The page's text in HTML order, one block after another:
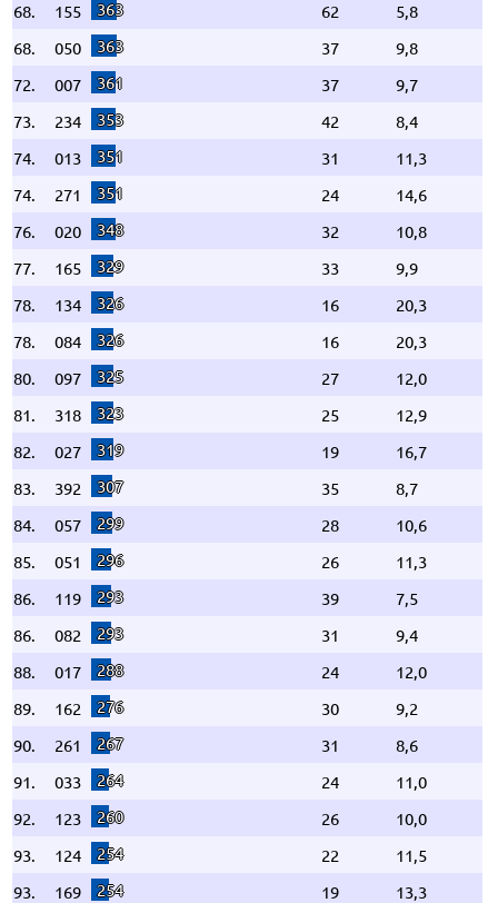
68. 155 363 62
5,8
68.
050 363 37
9,8
72.
007 361 37
9,7
73.
234 353 42
8,4
74.
013 351 31
11,3
74.
271 351 24
14,6
76.
020 348 32
10,8
77.
165 329 33
9,9
78.
134 326 16
20,3
78.
084 326 16
20,3
80.
097 325 27
12,0
81.
318 323 25
12,9
82.
027 319 19
16,7
83.
392 307 35
8,7
84.
057 299 28
10,6
85.
051 296 26
11,3
86.
119 293 39
7,5
86.
082 293 31
9,4
88.
017 288 24
12,0
89.
162 276 30
9,2
90.
261 267 31
8,6
91.
033 264 24
11,0
92.
123 260 26
10,0
93.
124 254 22
11,5
93.
169 254 19
13,3